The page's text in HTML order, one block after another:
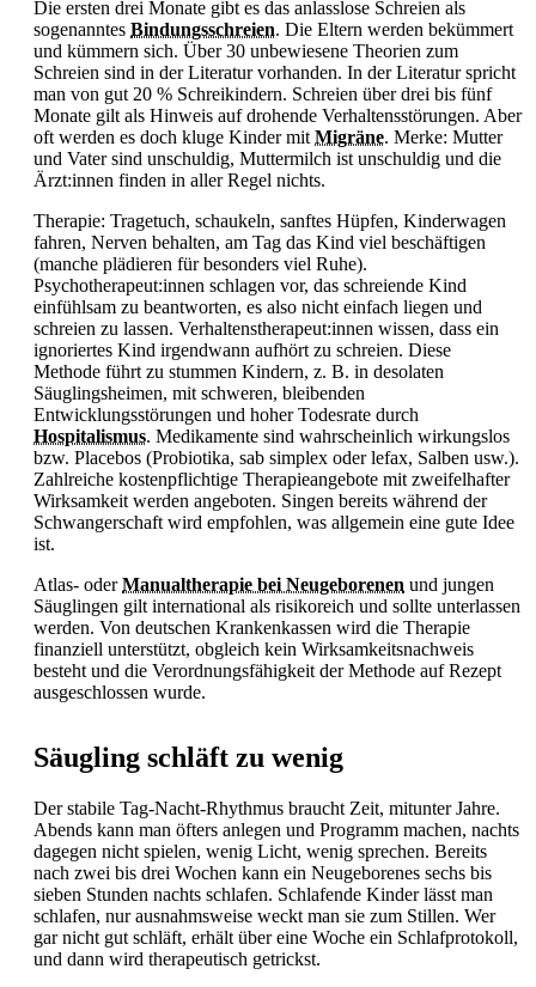
Die ersten drei Monate gibt es das anlasslose Schreien als
sogenanntes Bindungsschreien. Die Eltern werden bekümmert
und kümmern sich. Über 30 unbewiesene Theorien zum
Schreien sind in der Literatur vorhanden. In der Literatur spricht
man von gut 20 % Schreikindern. Schreien über drei bis fünf
Monate gilt als Hinweis auf drohende Verhaltensstörungen. Aber
oft werden es doch kluge Kinder mit Migräne. Merke: Mutter
und Vater sind unschuldig, Muttermilch ist unschuldig und die
Ärzt:innen finden in aller Regel nichts.
Therapie: Tragetuch, schaukeln, sanftes Hüpfen, Kinderwagen
fahren, Nerven behalten, am Tag das Kind viel beschäftigen
(manche plädieren für besonders viel Ruhe).
Psychotherapeut:innen schlagen vor, das schreiende Kind
einfühlsam zu beantworten, es also nicht einfach liegen und
schreien zu lassen. Verhaltenstherapeut:innen wissen, dass ein
ignoriertes Kind irgendwann aufhört zu schreien. Diese
Methode führt zu stummen Kindern, z. B. in desolaten
Säuglingsheimen, mit schweren, bleibenden
Entwicklungsstörungen und hoher Todesrate durch
Hospitalismus. Medikamente sind wahrscheinlich wirkungslos
bzw. Placebos (Probiotika, sab simplex oder lefax, Salben usw.).
Zahlreiche kostenpflichtige Therapieangebote mit zweifelhafter
Wirksamkeit werden angeboten. Singen bereits während der
Schwangerschaft wird empfohlen, was allgemein eine gute Idee
ist.
Atlas- oderManualtherapie bei Neugeborenen und jungen
Säuglingen gilt international als risikoreich und sollte unterlassen
werden. Von deutschen Krankenkassen wird die Therapie
finanziell unterstützt, obgleich kein Wirksamkeitsnachweis
besteht und die Verordnungsfähigkeit der Methode auf Rezept
ausgeschlossen wurde.
Säugling schläft zu wenig
Der stabile Tag-Nacht-Rhythmus braucht Zeit, mitunter Jahre.
Abends kann man öfters anlegen und Programm machen, nachts
dagegen nicht spielen, wenig Licht, wenig sprechen. Bereits
nach zwei bis drei Wochen kann ein Neugeborenes sechs bis
sieben Stunden nachts schlafen. Schlafende Kinder lässt man
schlafen, nur ausnahmsweise weckt man sie zum Stillen. Wer
gar nicht gut schläft, erhält über eine Woche ein Schlafprotokoll,
und dann wird therapeutisch getrickst.